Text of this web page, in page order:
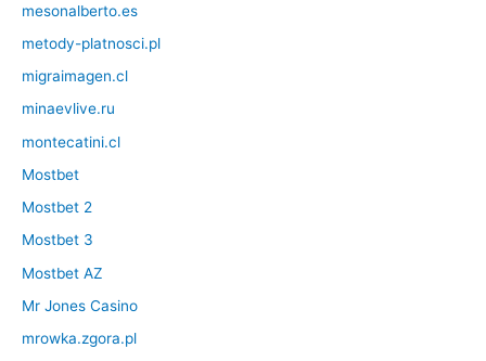
mesonalberto.es
metody-platnosci.pl
migraimagen.cl
minaevlive.ru
montecatini.cl
Mostbet
Mostbet 2
Mostbet 3
Mostbet AZ
Mr Jones Casino
mrowka.zgora.pl